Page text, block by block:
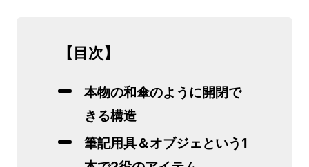
【目次】
本物の和傘のように開閉で
きる構造
筆記用具＆オブジェという1